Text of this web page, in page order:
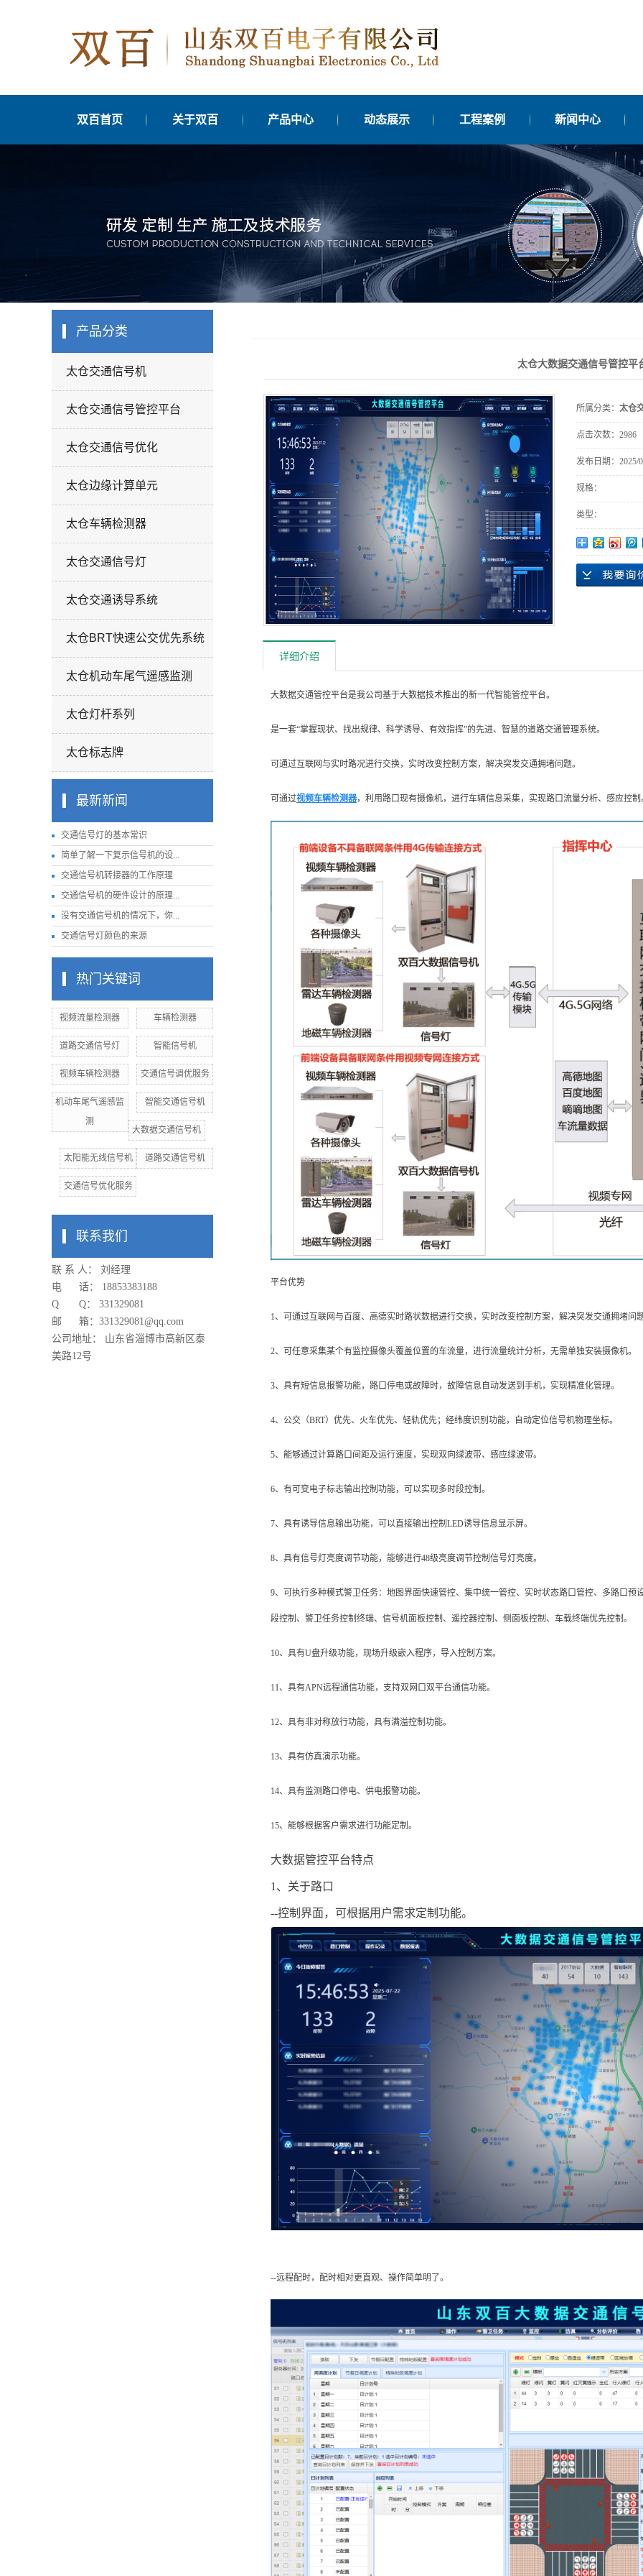
双百首页 关于双百
联系我们
营业执照公示
产品中心
太仓交通信号优化
太仓边缘计算单元
太仓交通信号灯
先系统
太仓机动车尾气遥感
监测
太仓灯杆系列
太仓标志牌
动态展示 工程案例 新闻中心
产品分类
太仓交通信号机
太仓交通信号管控平台
太仓交通信号优化
太仓边缘计算单元
太仓车辆检测器
太仓交通信号灯
太仓交通诱导系统
太仓BRT快速公交优先系统
太仓机动车尾气遥感监测
太仓灯杆系列
太仓标志牌
最新新闻
交通信号灯的基本常识
简单了解一下复示信号机的设...
交通信号机转接器的工作原理
交通信号机的硬件设计的原理...
没有交通信号机的情况下，你...
交通信号灯颜色的来源
热门关键词
视频流量检测器 车辆检测器
道路交通信号灯 智能信号机
视频车辆检测器 交通信号调优服务
机动车尾气遥感监
测
智能交通信号机
大数据交通信号机
太阳能无线信号机 道路交通信号机
交通信号优化服务
联系我们
联 系 人： 刘经理
电 话： 18853383188
Q Q： 331329081
邮 箱： 331329081@qq.com
公司地址： 山东省淄博市高新区泰
美路12号
太仓大数据交通信号管控平
所属分类： 太仓
点击次数： 2986
发布日期： 2025/
规格：
类型：
详细介绍
大数据交通管控平台是我公司基于大数据技术推出的新一代智能管控平台。
是一套“掌握现状、找出规律、科学诱导、有效指挥”的先进、智慧的道路交通管理系统。
可通过互联网与实时路况进行交换，实时改变控制方案，解决突发交通拥堵问题。
可通过视频车辆检测器，利用路口现有摄像机，进行车辆信息采集，实现路口流量分析、感应控制
平台优势
1、可通过互联网与百度、高德实时路状数据进行交换，实时改变控制方案，解决突发交通拥堵问
2、可任意采集某个有监控摄像头覆盖位置的车流量，进行流量统计分析，无需单独安装摄像机。
3、具有短信息报警功能，路口停电或故障时，故障信息自动发送到手机，实现精准化管理。
4、公交（BRT）优先、火车优先、轻轨优先；经纬度识别功能，自动定位信号机物理坐标。
5、能够通过计算路口间距及运行速度，实现双向绿波带、感应绿波带。
6、有可变电子标志输出控制功能，可以实现多时段控制。
7、具有诱导信息输出功能，可以直接输出控制LED诱导信息显示屏。
8、具有信号灯亮度调节功能，能够进行48级亮度调节控制信号灯亮度。
9、可执行多种模式警卫任务：地图界面快速管控、集中统一管控、实时状态路口管控、多路口
段控制、警卫任务控制终端、信号机面板控制、遥控器控制、侧面板控制、车载终端优先控制。
10、具有U盘升级功能，现场升级嵌入程序，导入控制方案。
11、具有APN远程通信功能，支持双网口双平台通信功能。
12、具有非对称放行功能，具有满溢控制功能。
13、具有仿真演示功能。
14、具有监测路口停电、供电报警功能。
15、能够根据客户需求进行功能定制。
大数据管控平台特点
1、关于路口
--控制界面，可根据用户需求定制功能。
--远程配时，配时相对更直观、操作简单明了。